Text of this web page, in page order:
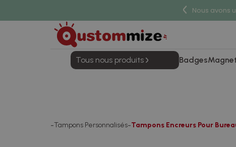
Nous avons
Tous nous produits Badges
Tampons Personnalisés Tampons Encreurs Pour